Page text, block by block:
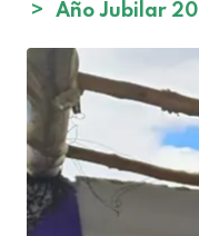
>
Año Jubilar